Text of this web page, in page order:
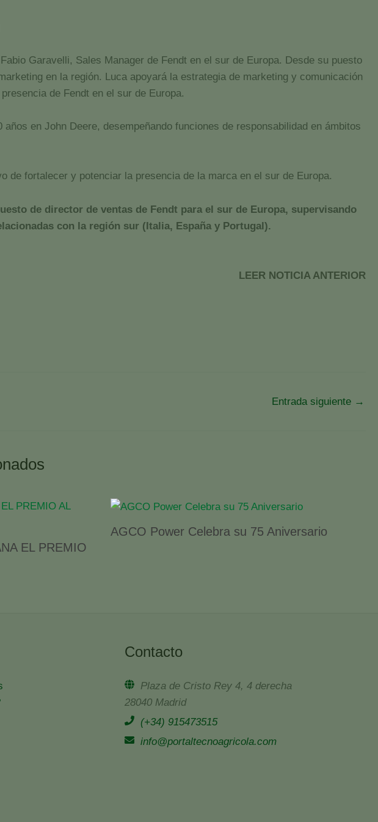
Garavelli, Sales Manager de Fendt en el sur de Europa. Desde su puesto
en la región. Luca apoyará la estrategia de marketing y comunicación
de Fendt en el sur de Europa.
en John Deere, desempeñando funciones de responsabilidad en ámbitos
de fortalecer y potenciar la presencia de la marca en el sur de Europa.
de director de ventas de Fendt para el sur de Europa, supervisando
con la región sur (Italia, España y Portugal).
LEER NOTICIA ANTERIOR
Entrada siguiente →
EL PREMIO
AGCO Power Celebra su 75 Aniversario
Contacto
Plaza de Cristo Rey 4, 4 derecha
28040 Madrid
(+34) 915473515
info@portaltecnoagricola.com